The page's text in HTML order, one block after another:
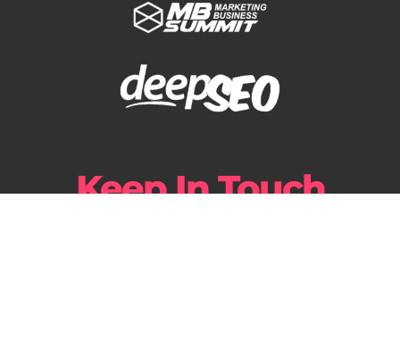
Keep In Touch